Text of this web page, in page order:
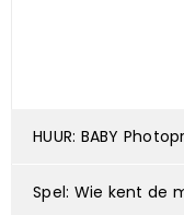
HUUR: BABY
Spel: Wie kent de